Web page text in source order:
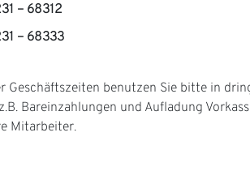
– 68312
– 68333
Geschäftszeiten benutzen Sie bitte in
Bareinzahlungen und Aufladung
Mitarbeiter.